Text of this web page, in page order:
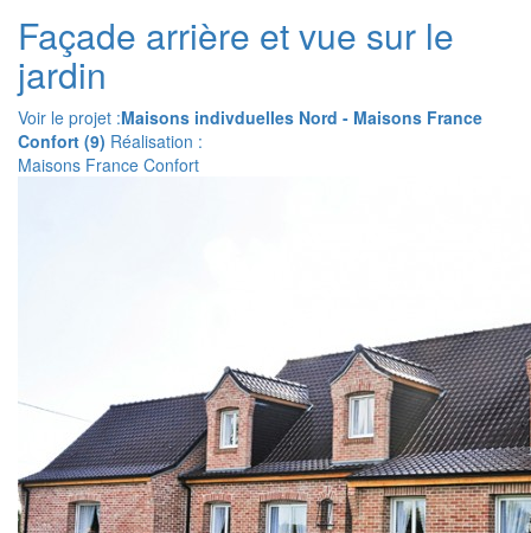
Façade arrière et vue sur le
jardin
Voir le projet :Maisons indivduelles Nord - Maisons France
Confort (9) Réalisation :
Maisons France Confort